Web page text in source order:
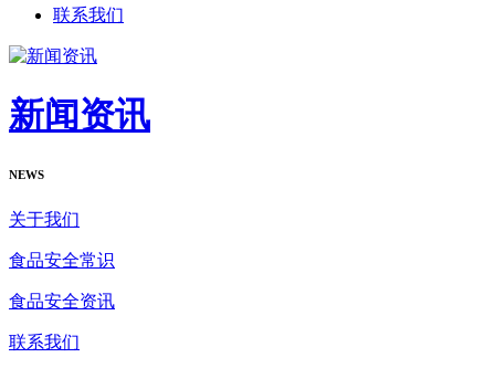
联系我们
新闻资讯
NEWS
关于我们
食品安全常识
食品安全资讯
联系我们